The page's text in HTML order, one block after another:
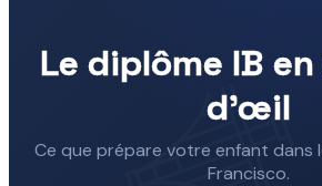
Le diplôme IB
d'œil
Ce que prépare votre enfant dans
Francisco.